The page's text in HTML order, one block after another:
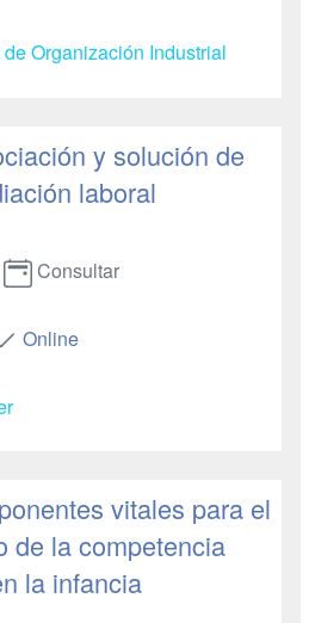
Organización Industrial
y solución de
laboral
Consultar
Online
vitales para el
de la competencia
la infancia